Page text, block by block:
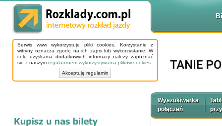
Serwis www wykorzystuje pliki cookies. Korzystanie z
witryny oznacza zgodę na ich zapis lub wykorzystanie. W
celu uzyskania dodatkowych informacji należy zapoznać
się z naszym regulaminem wykorzystywania plików cookies
Akceptuję regulamin
Wyszukiwarka
połączeń